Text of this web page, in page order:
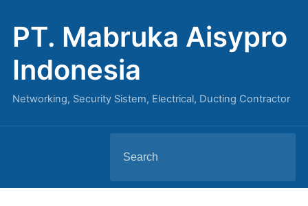
PT. Mabruka Aisypro
Indonesia
Networking, Security Sistem, Electrical, Ducting Contractor
for: